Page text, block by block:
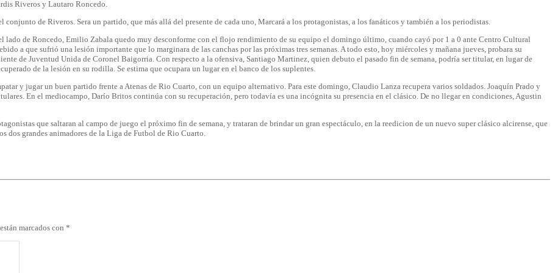
Riveros y Lautaro Roncedo.
de Riveros. Sera un partido, que más allá del presente de cada uno, Marcará a los protagonistas, a los fanáticos y también a los periodistas.
lado de Roncedo, Emilio Zabala quedo muy desconforme con el flojo rendimiento de su equipo el domingo último, cuando cayó por 1 a 0 ante Centro Cultural
a que sufrió una lesión importante que lo marginara de las canchas por las próximas tres semanas. A todo esto, hoy miércoles y mañana jueves, probara su
de Juventud Unida de Coronel Baigorria. Con respecto a la ofensiva, Santiago Martinez, quien debuto el pasado fin de semana, podría ser titular, en lugar de
de la lesión en su rodilla. Se estima que ocupara un lugar en el banco de los suplentes.
y jugar un buen partido frente a Atenas de Rio Cuarto, con un equipo alternativo. Para este domingo, Claudio Lanza recupera varios soldados. Joaquín Prado y
En el mediocampo, Darío Britos continúa con su recuperación, pero todavía es una incógnita su presencia en el clásico. De no llegar en condiciones, Agustin
que saltaran al campo de juego el próximo fin de semana, y trataran de brindar un gran espectáculo, en la reedicion de un nuevo super clásico alcirense, que
dos grandes animadores de la Liga de Futbol de Rio Cuarto.
marcados con *